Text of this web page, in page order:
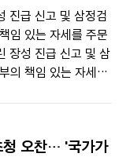
진급 신고 및 삼정검
임 있는 자세를 주문
장성 진급 신고 및 삼
의 책임 있는 자세를
청 오찬… '국가가